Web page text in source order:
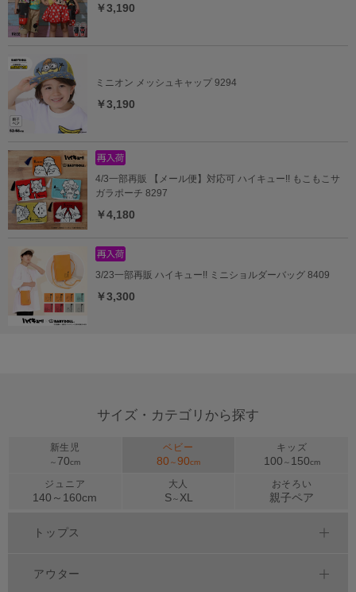
￥3,190
ミニオン メッシュキャップ 9294
￥3,190
4/3一部再販 【メール便】対応可 ハイキュー!! もこもこサ
ガラポーチ 8297
￥4,180
3/23一部再販 ハイキュー!! ミニショルダーバッグ 8409
￥3,300
サイズ・カテゴリから探す
新生児
～ 70cm
ベビー
80 ～90cm
キッズ
100 ～ 150cm
ジュニア
140～ 160cm
大人
S～ XL
おそろい
親子ペア
トップス
アウター